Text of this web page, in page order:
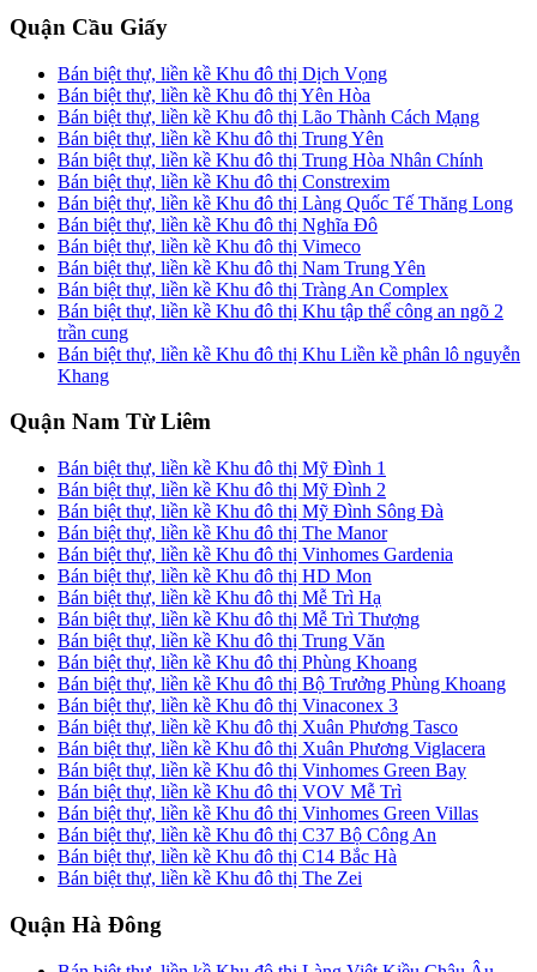
Quận Cầu Giấy
Bán biệt thự, liền kề Khu đô thị Dịch Vọng
Bán biệt thự, liền kề Khu đô thị Yên Hòa
Bán biệt thự, liền kề Khu đô thị Lão Thành Cách Mạng
Bán biệt thự, liền kề Khu đô thị Trung Yên
Bán biệt thự, liền kề Khu đô thị Trung Hòa Nhân Chính
Bán biệt thự, liền kề Khu đô thị Constrexim
Bán biệt thự, liền kề Khu đô thị Làng Quốc Tế Thăng Long
Bán biệt thự, liền kề Khu đô thị Nghĩa Đô
Bán biệt thự, liền kề Khu đô thị Vimeco
Bán biệt thự, liền kề Khu đô thị Nam Trung Yên
Bán biệt thự, liền kề Khu đô thị Tràng An Complex
Bán biệt thự, liền kề Khu đô thị Khu tập thể công an ngõ 2
trần cung
Bán biệt thự, liền kề Khu đô thị Khu Liền kề phân lô nguyễn
Khang
Quận Nam Từ Liêm
Bán biệt thự, liền kề Khu đô thị Mỹ Đình 1
Bán biệt thự, liền kề Khu đô thị Mỹ Đình 2
Bán biệt thự, liền kề Khu đô thị Mỹ Đình Sông Đà
Bán biệt thự, liền kề Khu đô thị The Manor
Bán biệt thự, liền kề Khu đô thị Vinhomes Gardenia
Bán biệt thự, liền kề Khu đô thị HD Mon
Bán biệt thự, liền kề Khu đô thị Mễ Trì Hạ
Bán biệt thự, liền kề Khu đô thị Mễ Trì Thượng
Bán biệt thự, liền kề Khu đô thị Trung Văn
Bán biệt thự, liền kề Khu đô thị Phùng Khoang
Bán biệt thự, liền kề Khu đô thị Bộ Trưởng Phùng Khoang
Bán biệt thự, liền kề Khu đô thị Vinaconex 3
Bán biệt thự, liền kề Khu đô thị Xuân Phương Tasco
Bán biệt thự, liền kề Khu đô thị Xuân Phương Viglacera
Bán biệt thự, liền kề Khu đô thị Vinhomes Green Bay
Bán biệt thự, liền kề Khu đô thị VOV Mễ Trì
Bán biệt thự, liền kề Khu đô thị Vinhomes Green Villas
Bán biệt thự, liền kề Khu đô thị C37 Bộ Công An
Bán biệt thự, liền kề Khu đô thị C14 Bắc Hà
Bán biệt thự, liền kề Khu đô thị The Zei
Quận Hà Đông